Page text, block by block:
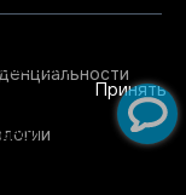
Принять